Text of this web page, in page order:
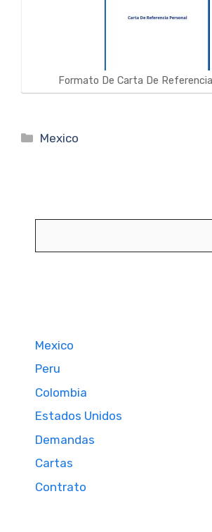
Formato De Carta De
Categorías
Mexico
Mexico
Peru
Colombia
Estados Unidos
Demandas
Cartas
Contrato